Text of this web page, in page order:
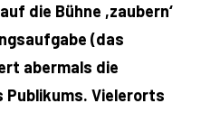
die Bühne ,zaubern‘
(das
abermals die
Vielerorts